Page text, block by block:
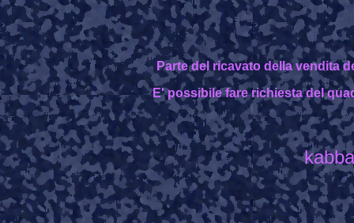
Parte del ricavato della vendita
E' possibile fare richiesta del